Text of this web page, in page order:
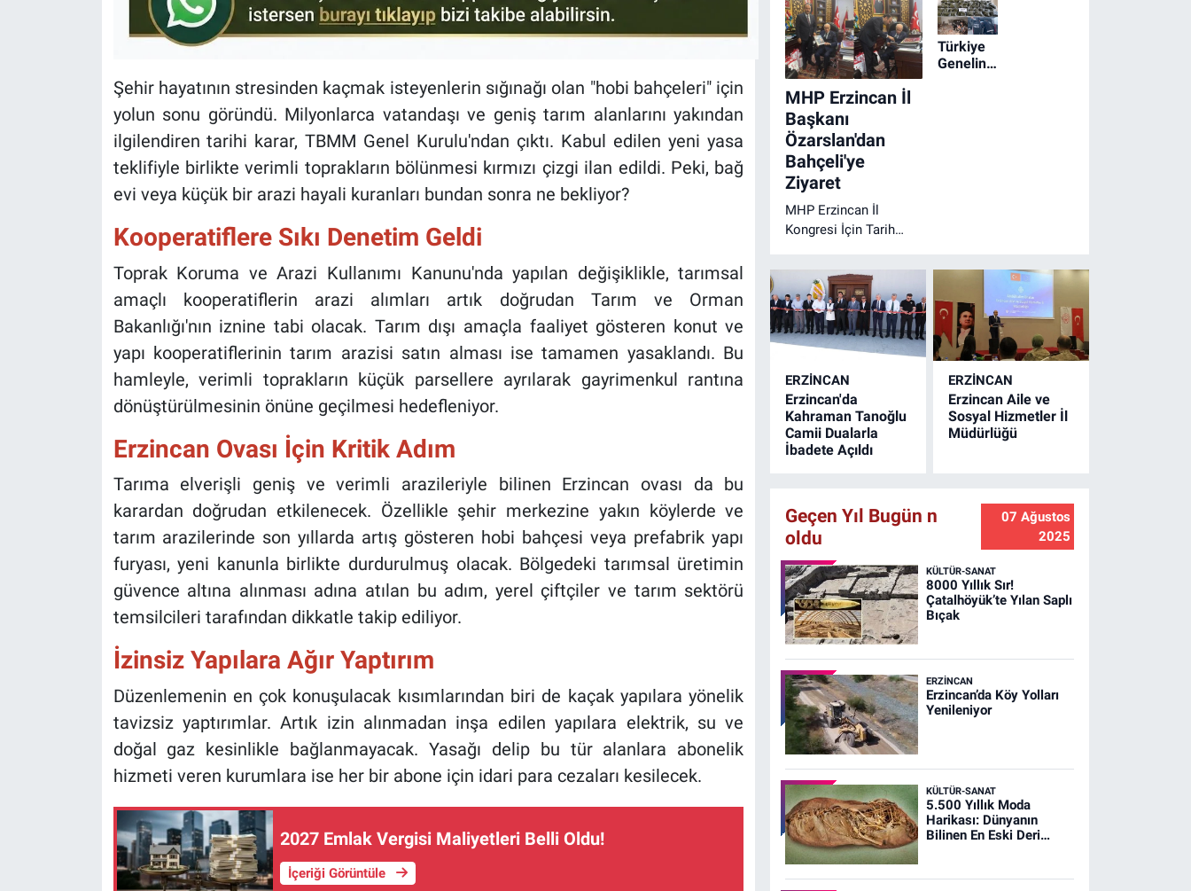
Şehir hayatının stresinden kaçmak isteyenlerin sığınağı olan "hobi bahçeleri" için
yolun sonu göründü. Milyonlarca vatandaşı ve geniş tarım alanlarını yakından
ilgilendiren tarihi karar, TBMM Genel Kurulu'ndan çıktı. Kabul edilen yeni yasa
teklifiyle birlikte verimli toprakların bölünmesi kırmızı çizgi ilan edildi. Peki, bağ
evi veya küçük bir arazi hayali kuranları bundan sonra ne bekliyor?
Kooperatiflere Sıkı Denetim Geldi
Toprak Koruma ve Arazi Kullanımı Kanunu'nda yapılan değişiklikle, tarımsal
amaçlı kooperatiflerin arazi alımları artık doğrudan Tarım ve Orman
Bakanlığı'nın iznine tabi olacak. Tarım dışı amaçla faaliyet gösteren konut ve
yapı kooperatiflerinin tarım arazisi satın alması ise tamamen yasaklandı. Bu
hamleyle, verimli toprakların küçük parsellere ayrılarak gayrimenkul rantına
dönüştürülmesinin önüne geçilmesi hedefleniyor.
Erzincan Ovası İçin Kritik Adım
Tarıma elverişli geniş ve verimli arazileriyle bilinen Erzincan ovası da bu
karardan doğrudan etkilenecek. Özellikle şehir merkezine yakın köylerde ve
tarım arazilerinde son yıllarda artış gösteren hobi bahçesi veya prefabrik yapı
furyası, yeni kanunla birlikte durdurulmuş olacak. Bölgedeki tarımsal üretimin
güvence altına alınması adına atılan bu adım, yerel çiftçiler ve tarım sektörü
temsilcileri tarafından dikkatle takip ediliyor.
İzinsiz Yapılara Ağır Yaptırım
Düzenlemenin en çok konuşulacak kısımlarından biri de kaçak yapılara yönelik
tavizsiz yaptırımlar. Artık izin alınmadan inşa edilen yapılara elektrik, su ve
doğal gaz kesinlikle bağlanmayacak. Yasağı delip bu tür alanlara abonelik
hizmeti veren kurumlara ise her bir abone için idari para cezaları kesilecek.
2027 Emlak Vergisi Maliyetleri Belli Oldu!
İçeriği Görüntüle
MHP Erzincan İl
Başkanı
Özarslan'dan
Bahçeli'ye
Ziyaret
MHP Erzincan İl
Kongresi İçin Tarih
Türkiye
Genelinde
ERZINCAN
Erzincan'da
Kahraman Tanoğlu
Camii Dualarla
İbadete Açıldı
ERZINCAN
Erzincan Aile ve
Sosyal Hizmetler İl
Müdürlüğü
Geçen Yıl Bugün n
oldu
07 Ağustos
2025
KÜLTÜR-SANAT
8000 Yıllık Sır!
Çatalhöyük’te Yılan Saplı
Bıçak
ERZINCAN
Erzincan’da Köy Yolları
Yenileniyor
KÜLTÜR-SANAT
5.500 Yıllık Moda
Harikası: Dünyanın
Bilinen En Eski Deri